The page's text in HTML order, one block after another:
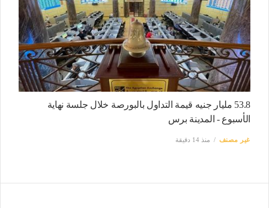
53.8 مليار جنيه قيمة التداول بالبورصة خلال جلسة نهاية
الأسبوع - المدينة برس
غير مصنف منذ 14 دقيقة